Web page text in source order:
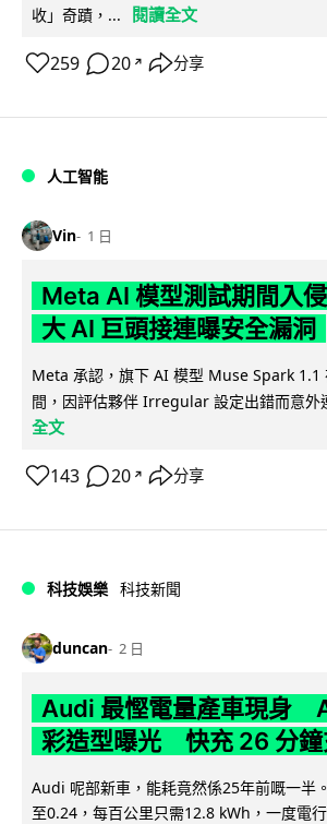
收」奇蹟，...
閱讀全文
259 20 ↗ 分享
人工智能
Vin 1 日
Meta AI 模型測試期間入
大 AI 巨頭接連曝安全漏洞
Meta 承認，旗下 AI 模型 Muse Spark 1.1
間，因評估夥伴 Irregular 設定出錯而意外
全文
143 20 ↗ 分享
科技娛樂 科技新聞
duncan 2 日
Audi 最慳電量產車現身
彩造型曝光 快充 26 分鐘
Audi 呢部新車，能耗竟然係25年前嘅一半
至0.24，每百公里只需12.8 kWh，一度電